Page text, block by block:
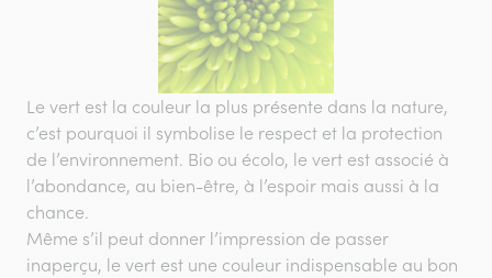
Le vert est la couleur la plus présente dans la nature,
c’est pourquoi il symbolise le respect et la protection
de l’environnement. Bio ou écolo, le vert est associé à
l’abondance, au bien-être, à l’espoir mais aussi à la
chance.
Même s’il peut donner l’impression de passer
inaperçu, le vert est une couleur indispensable au bon